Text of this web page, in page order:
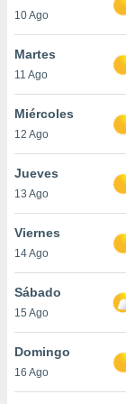
más
nuestra
y
de
disponible
cookies
aceptar
10 Ago
Martes
11 Ago
Miércoles
12 Ago
Jueves
13 Ago
Viernes
14 Ago
Sábado
15 Ago
Domingo
16 Ago